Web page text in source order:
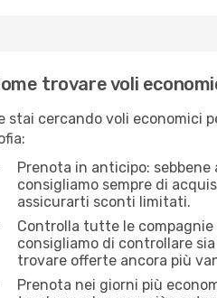
trovare voli
stai cercando voli economici
Prenota in anticipo:
consigliamo sempre di
assicurarti sconti limitati.
Controlla tutte le compagnie
consigliamo di controllare
trovare offerte ancora più
Prenota nei giorni più